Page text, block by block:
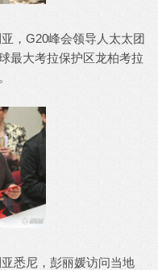
，G20峰会领导人太太团
最大考拉保护区龙柏考拉
悉尼，彭丽媛访问当地